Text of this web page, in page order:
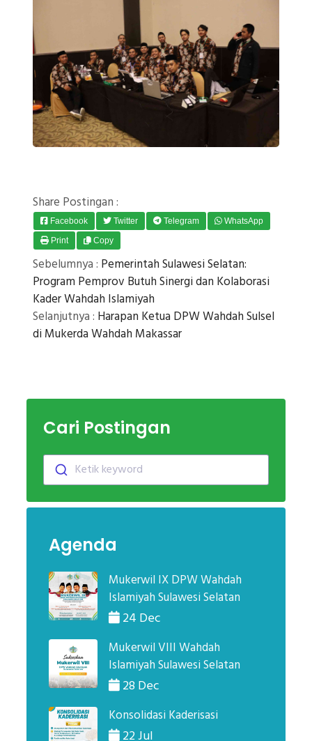
Share Postingan :
Facebook Twitter Telegram
WhatsApp
Print
Copy
Sebelumnya : Pemerintah Sulawesi Selatan:
Program Pemprov Butuh Sinergi dan Kolaborasi
Kader Wahdah Islamiyah
Selanjutnya : Harapan Ketua DPW Wahdah Sulsel
di Mukerda Wahdah Makassar
Cari Postingan
Ketik keyword
Agenda
Mukerwil IX DPW Wahdah
Islamiyah Sulawesi Selatan
24 Dec
Mukerwil VIII Wahdah
Islamiyah Sulawesi Selatan
28 Dec
Konsolidasi Kaderisasi
22 Jul